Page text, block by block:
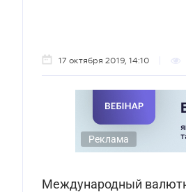
17 октября 2019, 14:10
Реклама
Международный